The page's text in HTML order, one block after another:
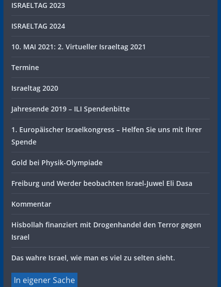
ISRAELTAG 2023
ISRAELTAG 2024
10. MAI 2021: 2. Virtueller Israeltag 2021
Termine
Israeltag 2020
Jahresende 2019 – ILI Spendenbitte
1. Europäischer Israelkongress – Helfen Sie uns mit Ihrer
Spende
Gold bei Physik-Olympiade
Freiburg und Werder beobachten Israel-Juwel Eli Dasa
Kommentar
Hisbollah finanziert mit Drogenhandel den Terror gegen
Israel
Das wahre Israel, wie man es viel zu selten sieht.
In eigener Sache